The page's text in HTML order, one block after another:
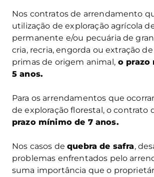
Nos contratos de arrendamento
utilização de exploração agrícola
permanente e/ou pecuária de
cria, recria, engorda ou extração
primas de origem animal,o prazo
5 anos.
Para os arrendamentos que
de exploração florestal, o contrato
prazo mínimo de 7 anos.
Nos casos dequebra de safra,
problemas enfrentados pelo
suma importância que o